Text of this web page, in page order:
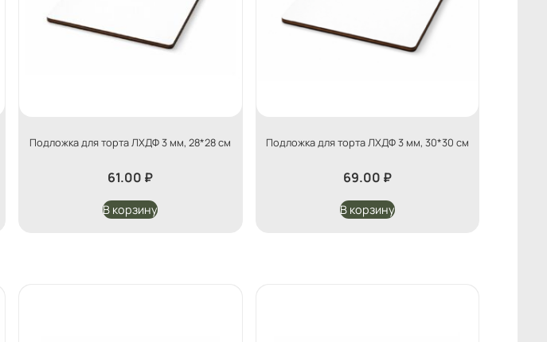
Подложка для торта ЛХДФ 3 мм, 28*28 см
61.00 ₽
В корзину
Подложка для торта ЛХДФ 3 мм, 30*30 см
69.00 ₽
В корзину